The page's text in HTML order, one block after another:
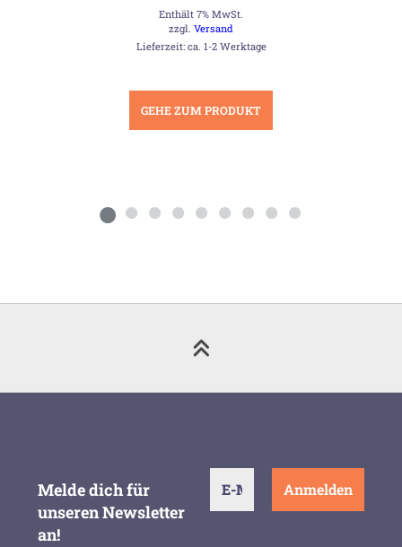
war:
9,00 €
ist:
Enthält 7% MwSt.
zzgl.Versand
Lieferzeit: ca. 1-2 Werktage
GEHE ZUM PRODUKT
Melde dich für
unseren Newsletter
an!